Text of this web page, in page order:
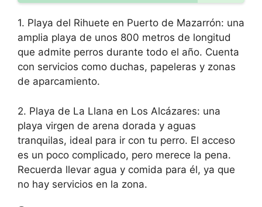
1. Playa del Rihuete en Puerto de Mazarrón: una
amplia playa de unos 800 metros de longitud
que admite perros durante todo el año. Cuenta
con servicios como duchas, papeleras y zonas
de aparcamiento.
2. Playa de La Llana en Los Alcázares: una
playa virgen de arena dorada y aguas
tranquilas, ideal para ir con tu perro. El acceso
es un poco complicado, pero merece la pena.
Recuerda llevar agua y comida para él, ya que
no hay servicios en la zona.